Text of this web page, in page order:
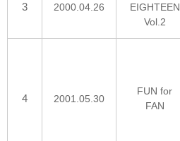
3 2000.04.26
EIGHTEEN
Vol.2
4 2001.05.30
FUN for
FAN